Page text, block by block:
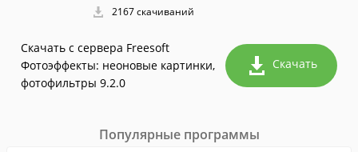
2167 скачиваний
Скачать с сервера Freesoft
Фотоэффекты: неоновые картинки,
фотофильтры 9.2.0
Скачать
Популярные программы